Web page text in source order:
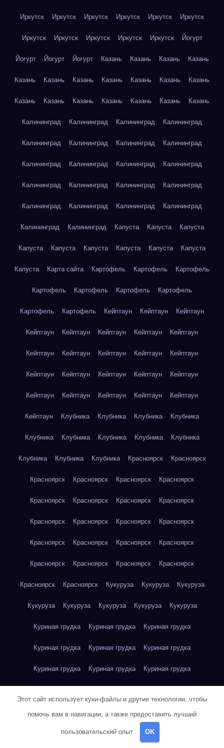
Иркутск Иркутск Иркутск Иркутск Иркутск Иркутск
Иркутск Иркутск Иркутск Иркутск Иркутск Йогурт
Йогурт Йогурт Йогурт Казань Казань Казань Казань
Казань Казань Казань Казань Казань Казань Казань
Казань Казань Казань Казань Казань Казань Казань
Калининград Калининград Калининград Калининград
Калининград Калининград Калининград Калининград
Калининград Калининград Калининград Калининград
Калининград Калининград Калининград Калининград
Калининград Калининград Калининград Калининград
Калининград Калининград Капуста Капуста Капуста
Капуста Капуста Капуста Капуста Капуста Капуста
Капуста Карта сайта Картофель Картофель Картофель
Картофель Картофель Картофель Картофель
Картофель Картофель Кейптаун Кейптаун Кейптаун
Кейптаун Кейптаун Кейптаун Кейптаун Кейптаун
Кейптаун Кейптаун Кейптаун Кейптаун Кейптаун
Кейптаун Кейптаун Кейптаун Кейптаун Кейптаун
Кейптаун Кейптаун Кейптаун Кейптаун Кейптаун
Кейптаун Клубника Клубника Клубника Клубника
Клубника Клубника Клубника Клубника Клубника
Клубника Клубника Клубника Красноярск Красноярск
Красноярск Красноярск Красноярск Красноярск
Красноярск Красноярск Красноярск Красноярск
Красноярск Красноярск Красноярск Красноярск
Красноярск Красноярск Красноярск Красноярск
Красноярск Красноярск Красноярск Красноярск
Красноярск Красноярск Кукуруза Кукуруза Кукуруза
Кукуруза Кукуруза Кукуруза Кукуруза Кукуруза
Куриная грудка Куриная грудка Куриная грудка
Куриная грудка Куриная грудка Куриная грудка
Куриная грудка Куриная грудка Куриная грудка
Куриное яйцо
Куриное яйцо Куриное яйцо
Этот сайт использует куки-файлы и другие технологии, чтобы
помочь вам в навигации, а также предоставить лучший
пользовательский опыт. OK